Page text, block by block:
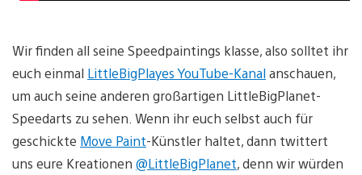
Wir finden all seine Speedpaintings klasse, also solltet ihr
euch einmal LittleBigPlayes YouTube-Kanalanschauen,
um auch seine anderen großartigen LittleBigPlanet-
Speedarts zu sehen. Wenn ihr euch selbst auch für
geschickte Move Paint-Künstler haltet, dann twittert
uns eure Kreationen @LittleBigPlanet, denn wir würden